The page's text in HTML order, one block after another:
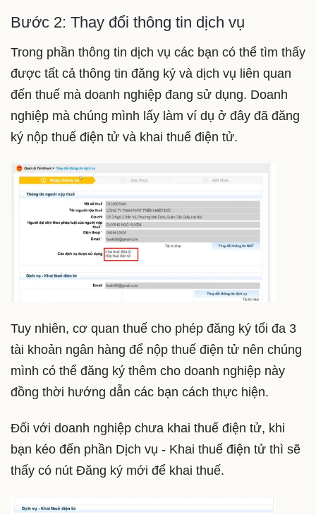
Bước 2: Thay đổi thông tin dịch vụ
Trong phần thông tin dịch vụ các bạn có thể tìm thấy
được tất cả thông tin đăng ký và dịch vụ liên quan
đến thuế mà doanh nghiệp đang sử dụng. Doanh
nghiệp mà chúng mình lấy làm ví dụ ở đây đã đăng
ký nộp thuế điện tử và khai thuế điện tử.
Tuy nhiên, cơ quan thuế cho phép đăng ký tối đa 3
tài khoản ngân hàng để nộp thuế điện tử nên chúng
mình có thể đăng ký thêm cho doanh nghiệp này
đồng thời hướng dẫn các bạn cách thực hiện.
Đối với doanh nghiệp chưa khai thuế điện tử, khi
bạn kéo đến phần Dịch vụ - Khai thuế điện tử thì sẽ
thấy có nút Đăng ký mới để khai thuế.